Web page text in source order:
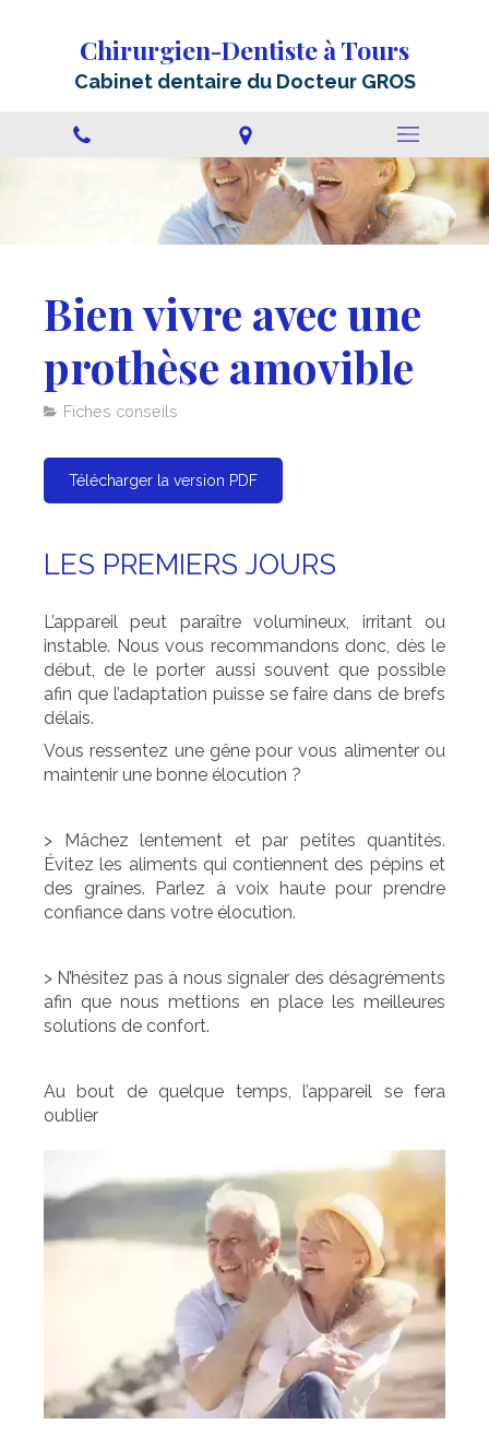
Chirurgien-Dentiste à Tours
Cabinet dentaire du Docteur GROS
Bien vivre avec une
prothèse amovible
Fiches conseils
Télécharger la version PDF
LES PREMIERS JOURS
L’appareil peut paraître volumineux, irritant ou
instable. Nous vous recommandons donc, dès le
début, de le porter aussi souvent que possible
afin que l’adaptation puisse se faire dans de brefs
délais.
Vous ressentez une gêne pour vous alimenter ou
maintenir une bonne élocution ?
> Mâchez lentement et par petites quantités.
Évitez les aliments qui contiennent des pépins et
des graines. Parlez à voix haute pour prendre
confiance dans votre élocution.
> N’hésitez pas à nous signaler des désagréments
afin que nous mettions en place les meilleures
solutions de confort.
Au bout de quelque temps, l’appareil se fera
oublier